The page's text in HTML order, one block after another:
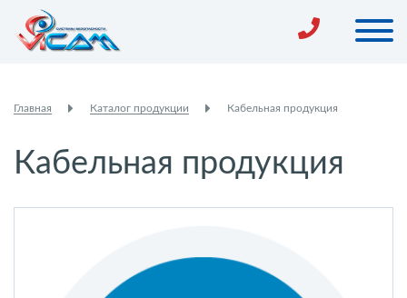
Главная Каталог продукции Кабельная продукция
Кабельная продукция